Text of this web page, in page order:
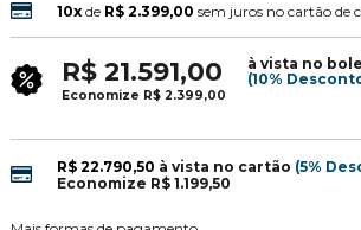
10xde R$ 2.399,00 sem juros no cartão de
R$ 21.591,00
à vista no
(10%
Economize R$ 2.399,00
R$ 22.790,50 à vista no cartão (5%
Economize R$ 1.199,50